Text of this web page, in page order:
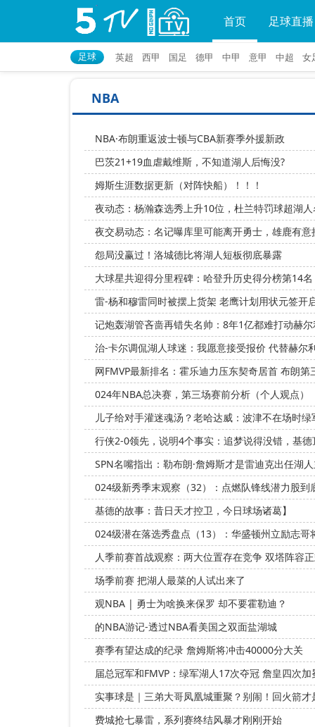
首页 足球直播
足球 英超 西甲 国足 德甲 中甲 意甲 中超 女
NBA
NBA·布朗重返波士顿与CBA新赛季外援新政
巴茨21+19血虐戴维斯，不知道湖人后悔没?
姆斯生涯数据更新（对阵快船）！！！
夜动态：杨瀚森选秀上升10位，杜兰特罚球超湖
夜交易动态：名记曝库里可能离开勇士，雄鹿有意
怨局没赢过！洛城德比将湖人短板彻底暴露
大球星共迎得分里程碑：哈登升历史得分榜第14
雷-杨和穆雷同时被摆上货架 老鹰计划用状元签开
记炮轰湖管吝啬再错失名帅：8年1亿都难打动赫
治-卡尔调侃湖人球迷：我愿意接受报价 代替赫尔
网FMVP最新排名：霍乐迪力压东契奇居首 布朗第
024年NBA总决赛，第三场赛前分析（个人观点）
儿子给对手灌迷魂汤？老哈达威：波津不在场时绿
行侠2-0领先，说明4个事实：追梦说得没错，基
SPN名嘴指出：勒布朗·詹姆斯才是雷迪克出任湖
024级新秀季末观察（32）：点燃队锋线潜力股到
基德的故事：昔日天才控卫，今日球场诸葛】
024级潜在落选秀盘点（13）：华盛顿州立励志哥
人季前赛首战观察：两大位置存在竞争 双塔阵容
场季前赛 把湖人最菜的人试出来了
观NBA | 勇士为啥换来保罗 却不要霍勒迪？
的NBA游记-透过NBA看美国之双面盐湖城
赛季有望达成的纪录 詹姆斯将冲击40000分大关
届总冠军和FMVP：绿军湖人17次夺冠 詹皇四次加
实事球是｜三弟大哥凤凰城重聚？别闹！回火箭
费城抢七暴雷，系列赛终结风暴才刚刚开始